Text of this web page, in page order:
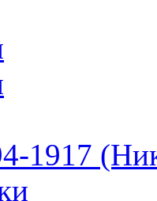
1917